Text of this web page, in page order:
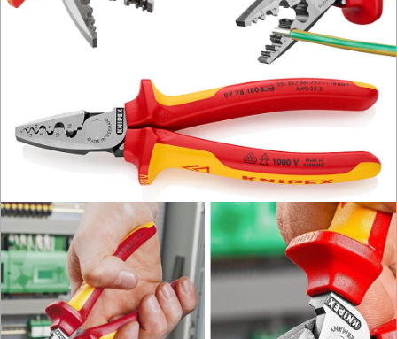
HYDRAULICZNE
NARZĘDZIA
INSTALACYJNE,
PALNIKI
PNEUMATYCZNE
AKCESORIA
KOMPRESORY
NARZĘDZIA
SPAWALNICTWO
URZĄDZENIA